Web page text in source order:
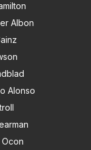
Albon
Alonso
Ocon